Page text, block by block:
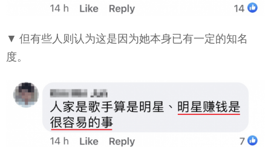
▼ 但有些人则认为这是因为她本身已有一定的知名
度。